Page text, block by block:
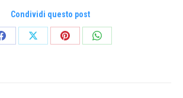
Condividi questo post
CondividiCondividiCondividiCondividi